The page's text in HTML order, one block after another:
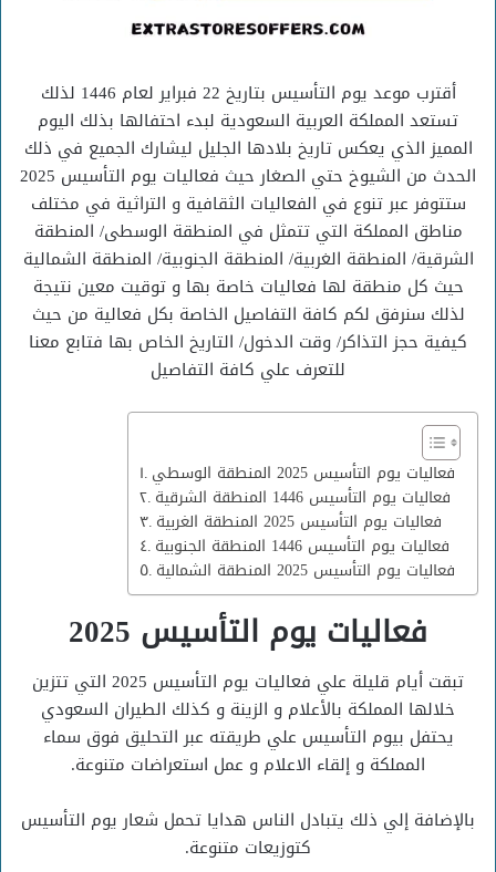
أقترب موعد يوم التأسيس بتاريخ 22 فبراير لعام 1446 لذلك
تستعد المملكة العربية السعودية لبدء احتفالها بذلك اليوم
المميز الذي يعكس تاريخ بلادها الجليل ليشارك الجميع في ذلك
الحدث من الشيوخ حتي الصغار حيث فعاليات يوم التأسيس 2025
ستتوفر عبر تنوع في الفعاليات الثقافية و التراثية في مختلف
مناطق المملكة التي تتمثل في المنطقة الوسطى/ المنطقة
الشرقية/ المنطقة الغربية/ المنطقة الجنوبية/ المنطقة الشمالية
حيث كل منطقة لها فعاليات خاصة بها و توقيت معين نتيجة
لذلك سنرفق لكم كافة التفاصيل الخاصة بكل فعالية من حيث
كيفية حجز التذاكر/ وقت الدخول/ التاريخ الخاص بها فتابع معنا
للتعرف علي كافة التفاصيل
فعاليات يوم التأسيس 2025 المنطقة الوسطي
فعاليات يوم التأسيس 1446 المنطقة الشرقية
فعاليات يوم التأسيس 2025 المنطقة الغربية
فعاليات يوم التأسيس 1446 المنطقة الجنوبية
فعاليات يوم التأسيس 2025 المنطقة الشمالية
فعاليات يوم التأسيس 2025
تبقت أيام قليلة علي فعاليات يوم التأسيس 2025 التي تتزين
خلالها المملكة بالأعلام و الزينة و كذلك الطيران السعودي
يحتفل بيوم التأسيس علي طريقته عبر التحليق فوق سماء
المملكة و إلقاء الاعلام و عمل استعراضات متنوعة.
بالإضافة إلي ذلك يتبادل الناس هدايا تحمل شعار يوم التأسيس
كتوزيعات متنوعة.